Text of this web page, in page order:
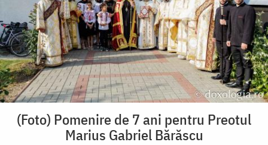
(Foto) Pomenire de 7 ani pentru Preotul
Marius Gabriel Bărăscu